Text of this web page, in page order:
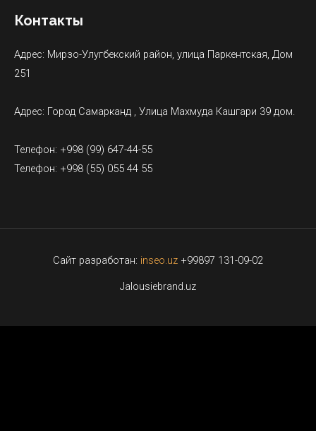
Контакты
Адрес: Мирзо-Улугбекский район, улица Паркентская, Дом
251
Адрес: Город Самарканд , Улица Махмуда Кашгари 39 дом.
Телефон: +998 (99) 647-44-55
Телефон: +998 (55) 055 44 55
Сайт разработан: inseo.uz +99897 131-09-02
Jalousiebrand.uz